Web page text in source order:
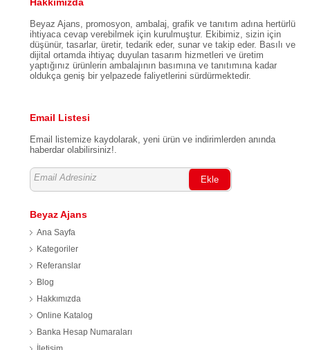
Beyaz Ajans, promosyon, ambalaj, grafik ve tanıtım adına hertürlü
ihtiyaca cevap verebilmek için kurulmuştur. Ekibimiz, sizin için
düşünür, tasarlar, üretir, tedarik eder, sunar ve takip eder. Basılı ve
dijital ortamda ihtiyaç duyulan tasarım hizmetleri ve üretim
yaptığınız ürünlerin ambalajının basımına ve tanıtımına kadar
oldukça geniş bir yelpazede faliyetlerini sürdürmektedir.
Email Listesi
Email listemize kaydolarak, yeni ürün ve indirimlerden anında
haberdar olabilirsiniz!.
Ekle
Beyaz Ajans
Ana Sayfa
Kategoriler
Referanslar
Blog
Hakkımızda
Online Katalog
Banka Hesap Numaraları